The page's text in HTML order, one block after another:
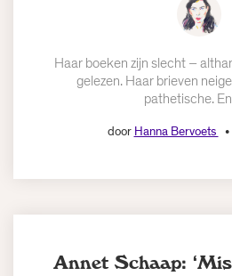
Haar boeken zijn slecht –
gelezen. Haar brieven
pathetische.
door Hanna Bervoets
Annet Schaap: